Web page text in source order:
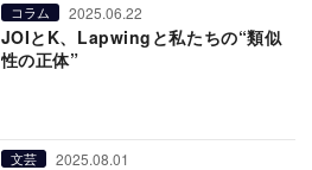
コラム 2025.06.22
JOIとK、Lapwingと私たちの“類似
性の正体”
文芸 2025.08.01